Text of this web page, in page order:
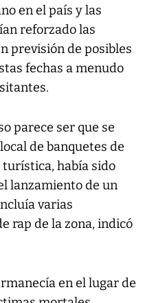
en el país y las
reforzado las
previsión de posibles
fechas a menudo
parece ser que se
de banquetes de
turística, había sido
lanzamiento de un
varias
rap de la zona, indicó
en el lugar de